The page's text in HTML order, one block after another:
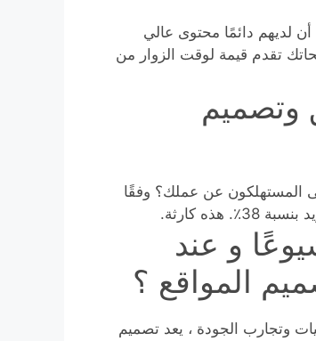
لديهم دائمًا محتوى عالي
تقدم قيمة لوقت الزوار من
وتصميم
المستهلكون عن عملك؟ وفقًا
و عند
المواقع ؟
وتجارب الجودة ، يعد تصميم